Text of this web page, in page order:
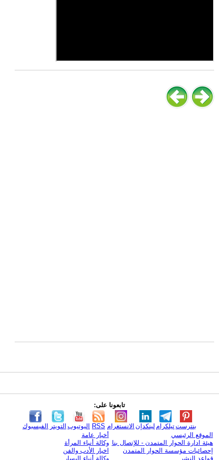
تابعونا على:
الفيسبوك التويتر اليوتيوب RSS الانستغرام لينكدإن تيلكرامبنترست
الموقع الرئيسي
هيئة ادارة الحوار المتمدن - للإتصال بنا
إحصائيات مؤسسة الحوار المتمدن
قواعد النشر
أخبار عامة
وكالة أنباء المرأة
اخبار الأدب والفن
وكالة أنباء اليسار